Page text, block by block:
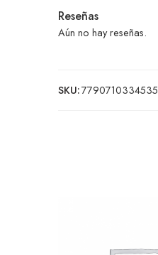
Reseñas
Aún no hay reseñas.
SKU:7790710334535